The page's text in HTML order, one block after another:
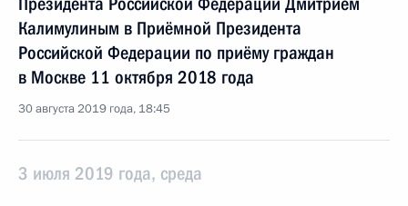
Калимулиным в Приёмной Президента
Российской Федерации по приёму граждан
в Москве 11 октября 2018 года
30 августа 2019 года, 18:45
3 июля 2019 года, среда